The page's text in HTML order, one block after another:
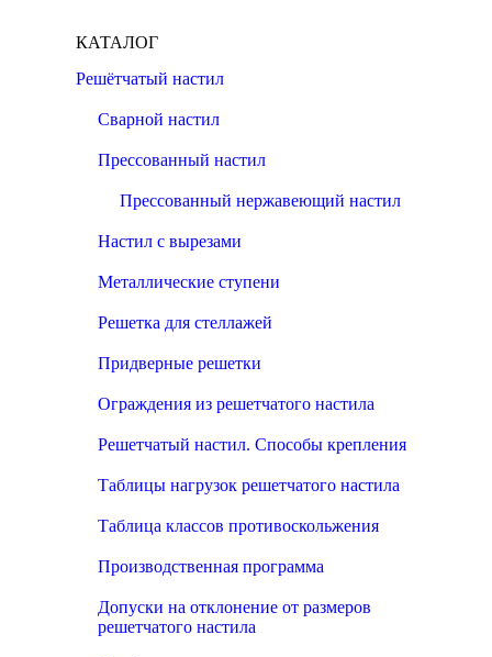
КАТАЛОГ
Решётчатый настил
Сварной настил
Прессованный настил
Прессованный нержавеющий настил
Настил с вырезами
Металлические ступени
Решетка для стеллажей
Придверные решетки
Ограждения из решетчатого настила
Решетчатый настил. Способы крепления
Таблицы нагрузок решетчатого настила
Таблица классов противоскольжения
Производственная программа
Допуски на отклонение от размеров
решетчатого настила